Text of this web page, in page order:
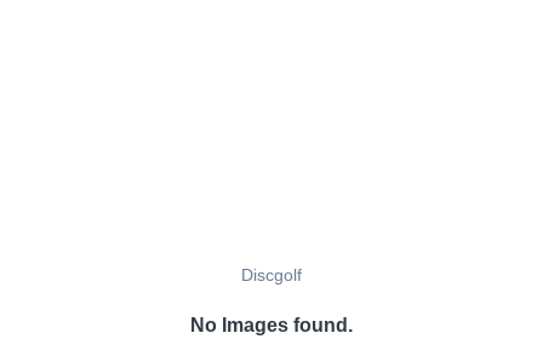
Discgolf
No Images found.